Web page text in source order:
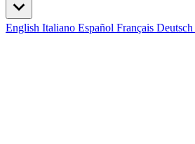
English Italiano Español Français Deutsch